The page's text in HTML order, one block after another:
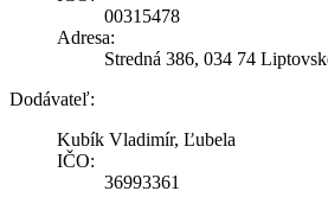
00315478
Adresa:
Stredná 386, 034 74
Dodávateľ:
Kubík Vladimír, Ľubela
IČO:
36993361